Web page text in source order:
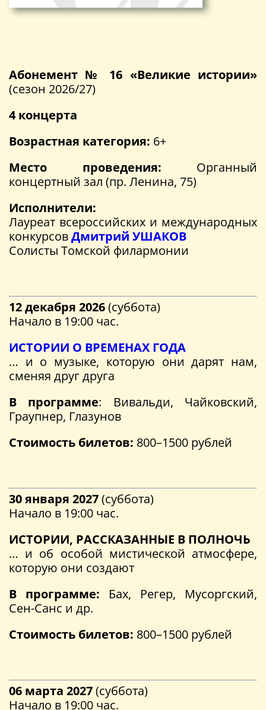
Абонемент № 16 «Великие истории»
(сезон 2026/27)
4 концерта
Возрастная категория: 6+
Место проведения: Органный
концертный зал (пр. Ленина, 75)
Исполнители:
Лауреат всероссийских и международных
конкурсовДмитрий УШАКОВ
Солисты Томской филармонии
12 декабря 2026(суббота)
Начало в 19:00 час.
ИСТОРИИ О ВРЕМЕНАХ ГОДА
… и о музыке, которую они дарят нам,
сменяя друг друга
В программе: Вивальди, Чайковский,
Граупнер, Глазунов
Стоимость билетов: 800–1500 рублей
30 января 2027(суббота)
Начало в 19:00 час.
ИСТОРИИ, РАССКАЗАННЫЕ В ПОЛНОЧЬ
… и об особой мистической атмосфере,
которую они создают
В программе: Бах, Регер, Мусоргский,
Сен-Санс и др.
Стоимость билетов: 800–1500 рублей
06 марта 2027(суббота)
Начало в 19:00 час.